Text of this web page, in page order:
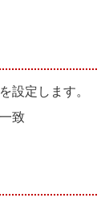
設定します。
致